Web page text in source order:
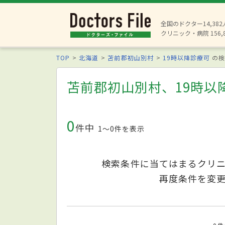
全国のドクター14,382
クリニック・病院
TOP 北海道 苫前郡初山別村 19時以降診療可 の
苫前郡初山別村、19時以
0件中 1〜0件を表示
検索条件に当てはまるクリ
再度条件を変